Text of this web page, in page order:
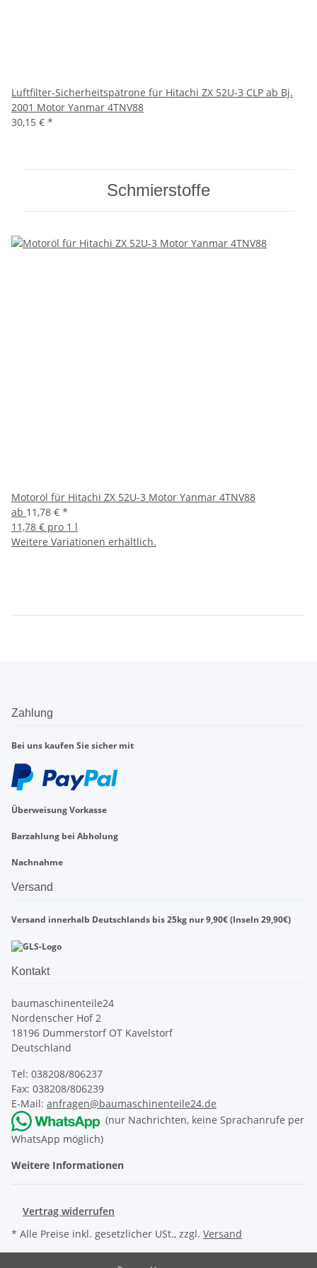
Luftfilter-Sicherheitspatrone für Hitachi ZX 52U-3 CLP ab Bj.
2001 Motor Yanmar 4TNV88
30,15 € *
Schmierstoffe
Motoröl für Hitachi ZX 52U-3 Motor Yanmar 4TNV88
ab 11,78 € *
11,78 € pro 1 l
Weitere Variationen erhältlich.
Zahlung
Bei uns kaufen Sie sicher mit
Überweisung Vorkasse
Barzahlung bei Abholung
Nachnahme
Versand
Versand innerhalb Deutschlands bis 25kg nur 9,90€ (Inseln 29,90€)
Kontakt
baumaschinenteile24
Nordenscher Hof 2
18196 Dummerstorf OT Kavelstorf
Deutschland
Tel: 038208/806237
Fax: 038208/806239
E-Mail: anfragen@baumaschinenteile24.de
(nur Nachrichten, keine Sprachanrufe per
WhatsApp möglich)
Weitere Informationen
Vertrag widerrufen
* Alle Preise inkl. gesetzlicher USt., zzgl. Versand